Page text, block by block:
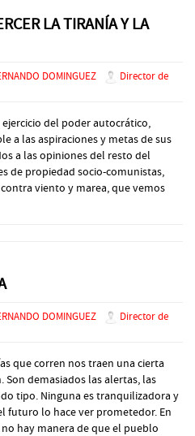
LA TIRANÍA Y LA
DOMINGUEZ
Director de
del poder autocrático,
a las aspiraciones y metas de sus
a las opiniones del resto del
de propiedad socio-comunistas,
viento y marea, que vemos
DOMINGUEZ
Director de
que corren nos traen una cierta
Son demasiados las alertas, las
tipo. Ninguna es tranquilizadora y
futuro lo hace ver prometedor. En
hay manera de que el pueblo